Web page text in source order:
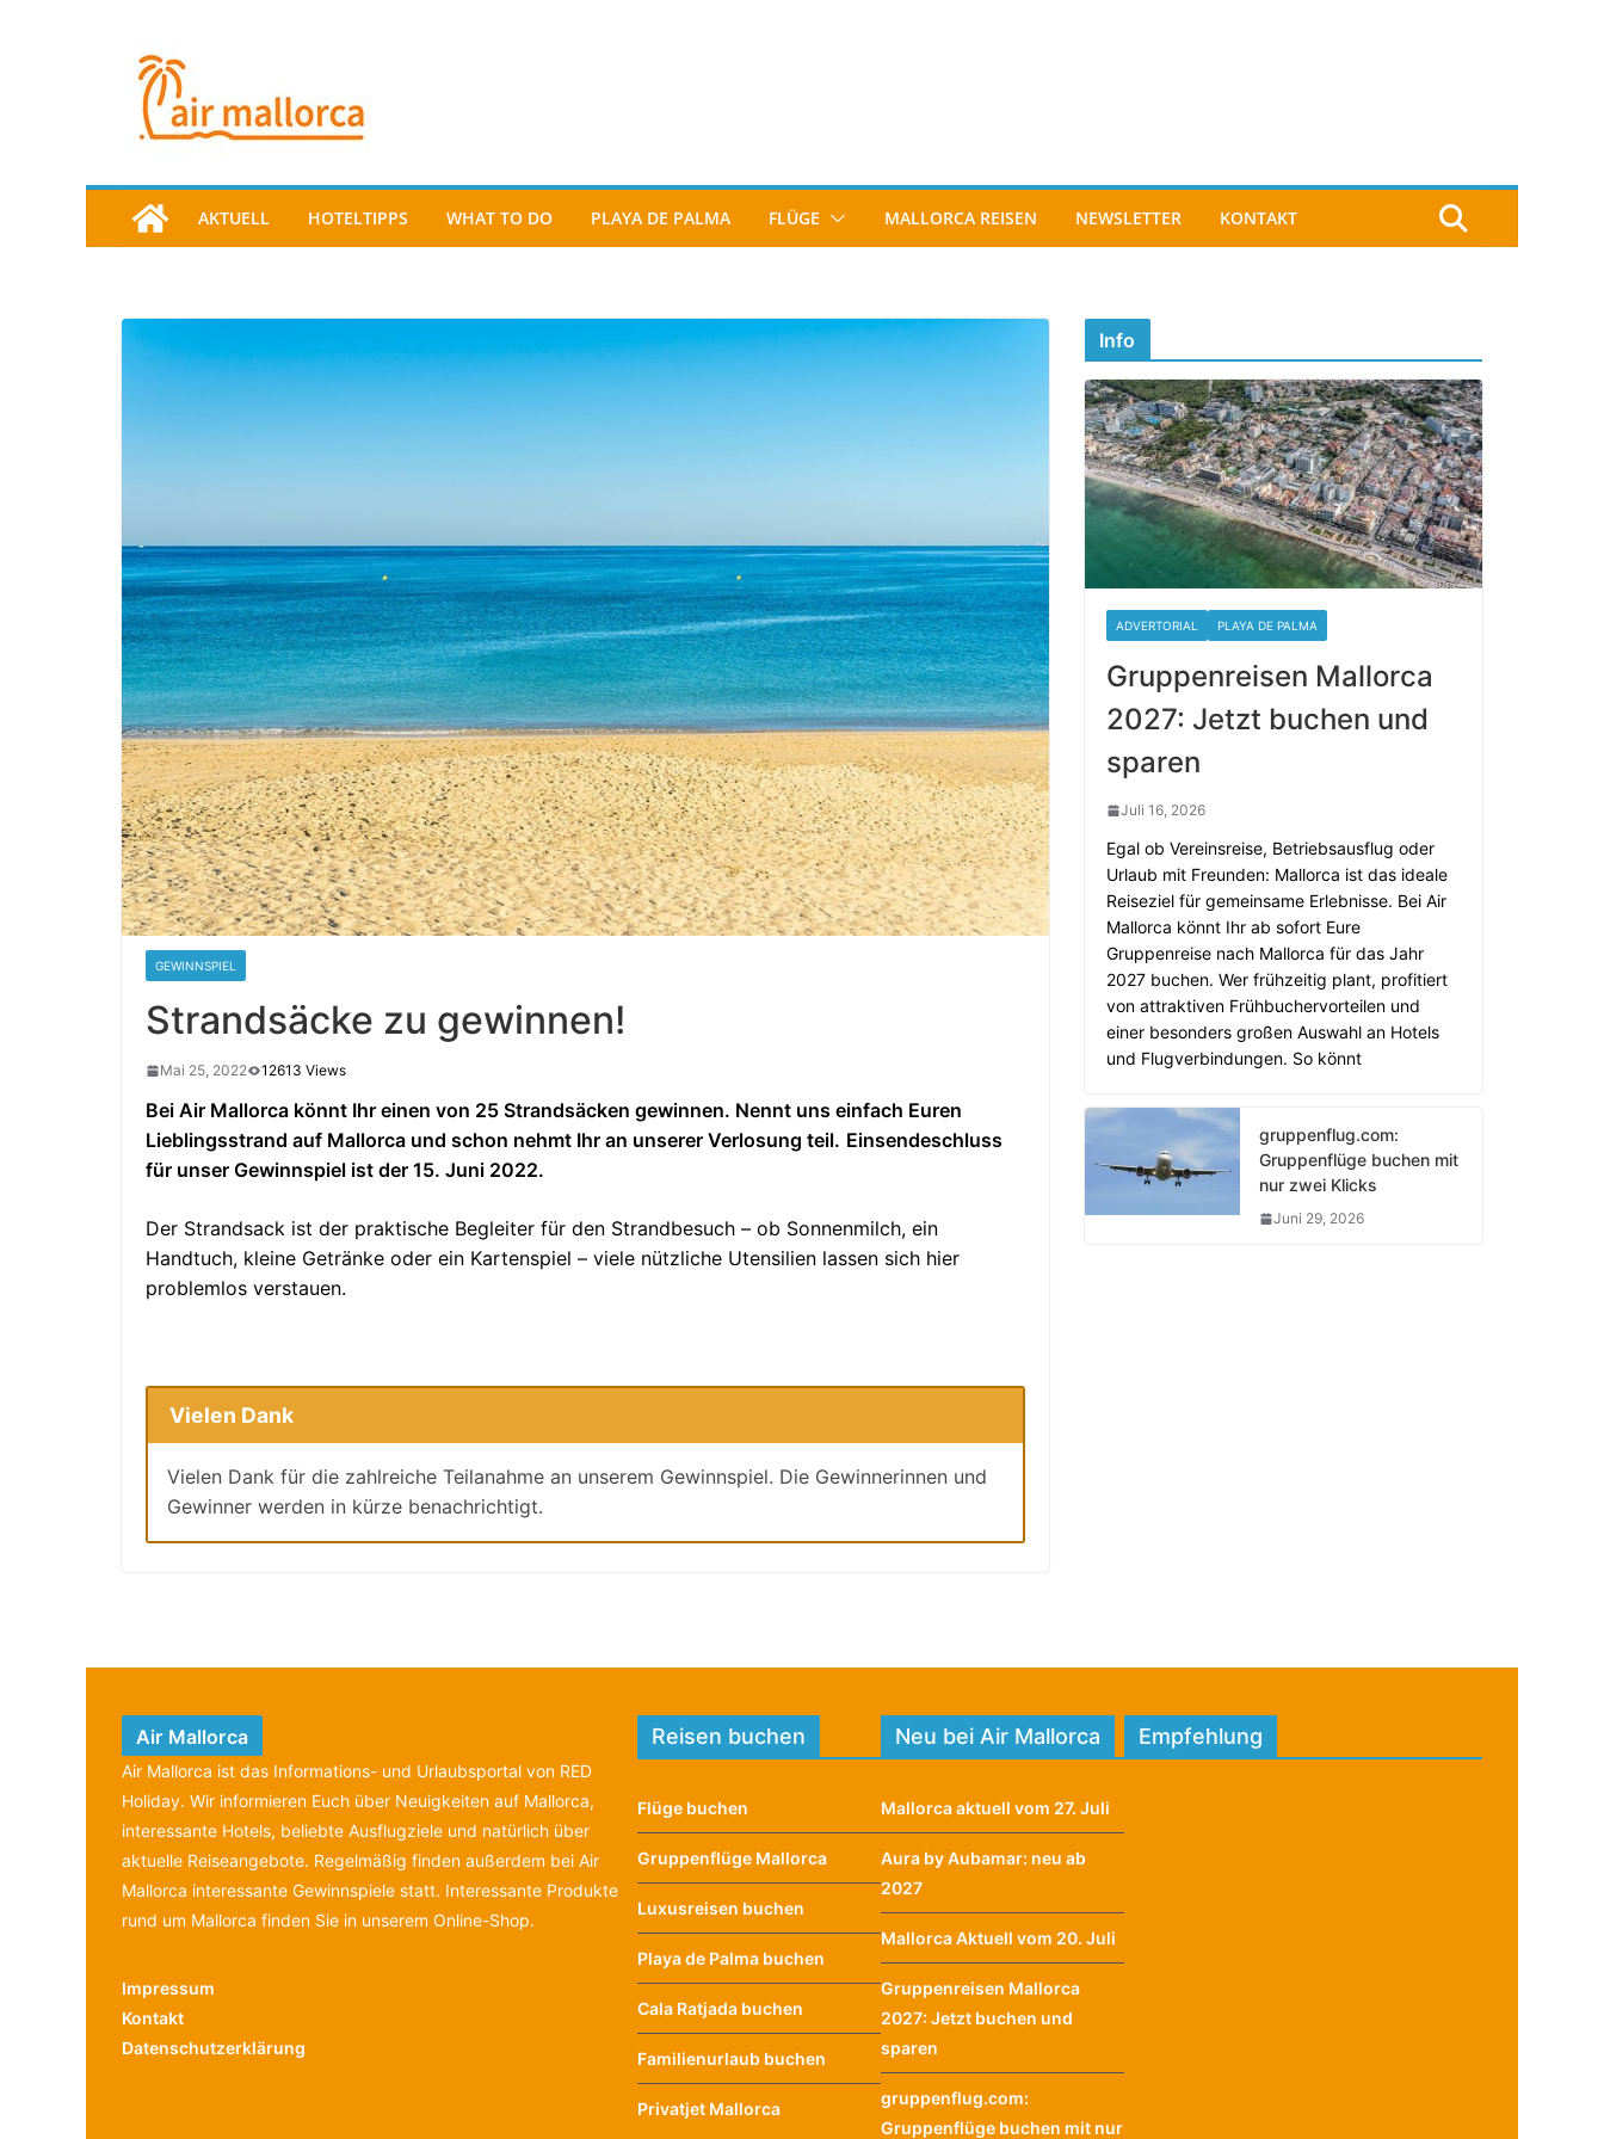
AKTUELL HOTELTIPPS WHAT TO DO PLAYA DE PALMA FLÜGE MALLORCA REISEN NEWSLETTER KONTAKT
GEWINNSPIEL
Strandsäcke zu gewinnen!
Mai 25, 2022 12613 Views
Bei Air Mallorca könnt Ihr einen von 25 Strandsäcken gewinnen. Nennt uns einfach Euren
Lieblingsstrand auf Mallorca und schon nehmt Ihr an unserer Verlosung teil. Einsendeschluss
für unser Gewinnspiel ist der 15. Juni 2022.
Der Strandsack ist der praktische Begleiter für den Strandbesuch – ob Sonnenmilch, ein
Handtuch, kleine Getränke oder ein Kartenspiel – viele nützliche Utensilien lassen sich hier
problemlos verstauen.
Vielen Dank
Vielen Dank für die zahlreiche Teilanahme an unserem Gewinnspiel. Die Gewinnerinnen und
Gewinner werden in kürze benachrichtigt.
Info
ADVERTORIAL PLAYA DE PALMA
Gruppenreisen Mallorca
2027: Jetzt buchen und
sparen
Juli 16, 2026
Egal ob Vereinsreise, Betriebsausflug oder
Urlaub mit Freunden: Mallorca ist das ideale
Reiseziel für gemeinsame Erlebnisse. Bei Air
Mallorca könnt Ihr ab sofort Eure
Gruppenreise nach Mallorca für das Jahr
2027 buchen. Wer frühzeitig plant, profitiert
von attraktiven Frühbuchervorteilen und
einer besonders großen Auswahl an Hotels
und Flugverbindungen. So könnt
gruppenflug.com:
Gruppenflüge buchen mit
nur zwei Klicks
Juni 29, 2026
Air Mallorca
Air Mallorca ist das Informations- und Urlaubsportal von RED
Holiday. Wir informieren Euch über Neuigkeiten auf Mallorca,
interessante Hotels, beliebte Ausflugziele und natürlich über
aktuelle Reiseangebote. Regelmäßig finden außerdem bei Air
Mallorca interessante Gewinnspiele statt. Interessante Produkte
rund um Mallorca finden Sie in unserem Online-Shop.
Impressum
Kontakt
Datenschutzerklärung
Reisen buchen
Flüge buchen
Gruppenflüge Mallorca
Luxusreisen buchen
Playa de Palma buchen
Cala Ratjada buchen
Familienurlaub buchen
Privatjet Mallorca
Neu bei Air Mallorca
Mallorca aktuell vom 27. Juli
Aura by Aubamar: neu ab
2027
Mallorca Aktuell vom 20. Juli
Gruppenreisen Mallorca
2027: Jetzt buchen und
sparen
gruppenflug.com:
Gruppenflüge buchen mit nur
Empfehlung